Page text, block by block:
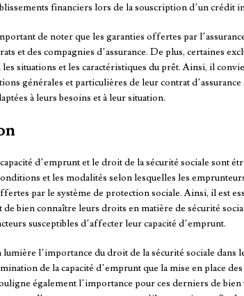
financiers lors de la souscription d’un
de noter que les garanties offertes par
et des compagnies d’assurance. De plus, certaines
situations et les caractéristiques du prêt. Ainsi, il
générales et particulières de leur contrat d’assurance
à leurs besoins et à leur situation.
d’emprunt et le droit de la sécurité sociale sont
et les modalités selon lesquelles les
par le système de protection sociale. Ainsi, il est
bien connaître leurs droits en matière de sécurité
susceptibles d’affecter leur capacité d’emprunt.
l’importance du droit de la sécurité sociale dans
de la capacité d’emprunt que la mise en place
également l’importance pour ces derniers de